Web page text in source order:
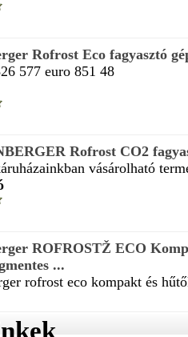
Rofrost Eco fagyasztó
577 euro 851 48
Rofrost CO2
vásárolható
ROFROSTŽ ECO
...
rofrost eco kompakt és